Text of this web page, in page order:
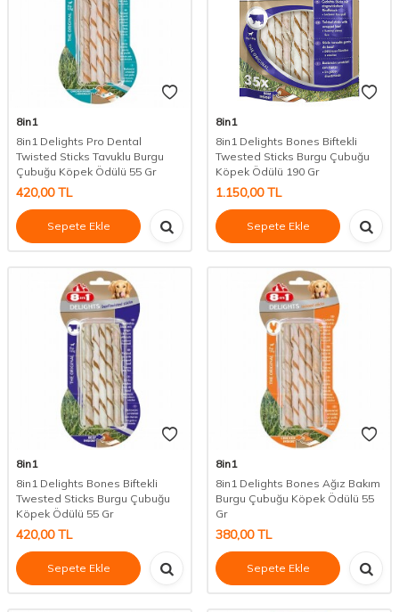
8in1
8in1 Delights Pro Dental
Twisted Sticks Tavuklu Burgu
Çubuğu Köpek Ödülü 55 Gr
420,00TL
Sepete Ekle
8in1
8in1 Delights Bones Biftekli
Twested Sticks Burgu Çubuğu
Köpek Ödülü 190 Gr
1.150,00TL
Sepete Ekle
8in1
8in1 Delights Bones Biftekli
Twested Sticks Burgu Çubuğu
Köpek Ödülü 55 Gr
420,00TL
Sepete Ekle
8in1
8in1 Delights Bones Ağız Bakım
Burgu Çubuğu Köpek Ödülü 55
Gr
380,00TL
Sepete Ekle